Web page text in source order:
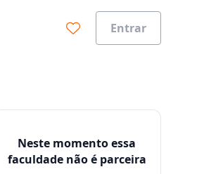
Entrar
Neste momento essa
faculdade não é parceira